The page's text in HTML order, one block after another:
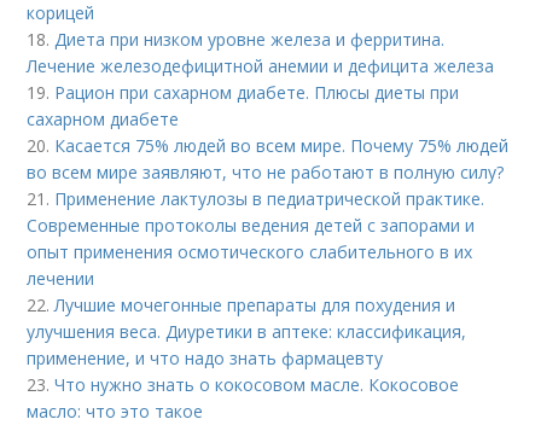
корицей
18.Диета при низком уровне железа и ферритина.
Лечение железодефицитной анемии и дефицита железа
19. Рацион при сахарном диабете. Плюсы диеты при
сахарном диабете
20. Касается 75% людей во всем мире. Почему 75% людей
во всем мире заявляют, что не работают в полную силу?
21. Применение лактулозы в педиатрической практике.
Современные протоколы ведения детей с запорами и
опыт применения осмотического слабительного в их
лечении
22.Лучшие мочегонные препараты для похудения и
улучшения веса. Диуретики в аптеке: классификация,
применение, и что надо знать фармацевту
23.Что нужно знать о кокосовом масле. Кокосовое
масло: что это такое